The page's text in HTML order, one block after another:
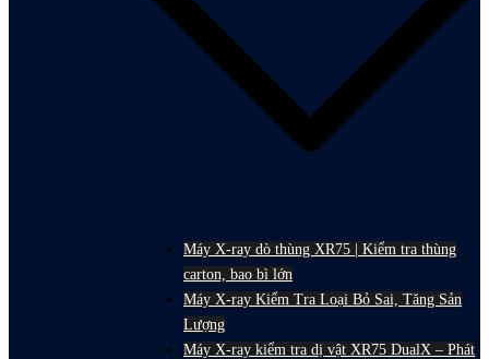
Máy X-ray dò thùng XR75 | Kiểm tra thùng
carton, bao bì lớn
Máy X-ray Kiểm Tra Loại Bỏ Sai, Tăng Sản
Lượng
Máy X-ray kiểm tra dị vật XR75 DualX – Phát